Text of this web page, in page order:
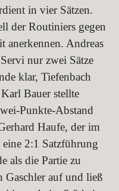
in vier Sätzen.
der Routiniers gegen
anerkennen. Andreas
nur zwei Sätze
klar, Tiefenbach
Bauer stellte
Punkte-Abstand
Haufe, der im
2:1 Satzführung
als die Partie zu
Gaschler auf und ließ